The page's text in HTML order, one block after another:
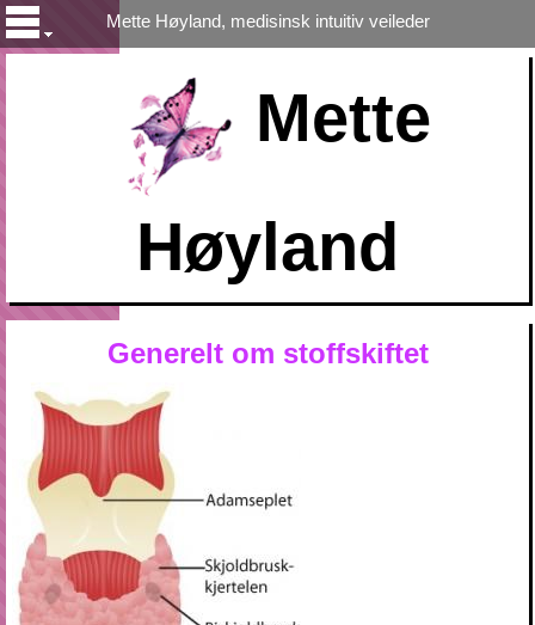
Mette
Høyland
Mette Høyland, medisinsk intuitiv veileder
Generelt om stoffskiftet